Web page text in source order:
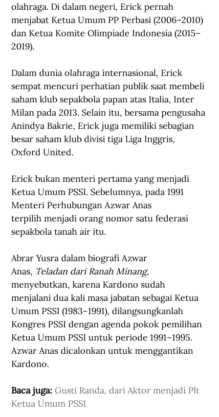
olahraga. Di dalam negeri, Erick pernah
menjabat Ketua Umum PP Perbasi (2006–2010)
dan Ketua Komite Olimpiade Indonesia (2015–
2019).
Dalam dunia olahraga internasional, Erick
sempat mencuri perhatian publik saat membeli
saham klub sepakbola papan atas Italia, Inter
Milan pada 2013. Selain itu, bersama pengusaha
Anindya Bakrie, Erick juga memiliki sebagian
besar saham klub divisi tiga Liga Inggris,
Oxford United.
Erick bukan menteri pertama yang menjadi
Ketua Umum PSSI. Sebelumnya, pada 1991
Menteri Perhubungan Azwar Anas
terpilih menjadi orang nomor satu federasi
sepakbola tanah air itu.
Abrar Yusra dalam biografi Azwar
Anas, Teladan dari Ranah Minang,
menyebutkan, karena Kardono sudah
menjalani dua kali masa jabatan sebagai Ketua
Umum PSSI (1983–1991), dilangsungkanlah
Kongres PSSI dengan agenda pokok pemilihan
Ketua Umum PSSI untuk periode 1991–1995.
Azwar Anas dicalonkan untuk menggantikan
Kardono.
Baca juga: Gusti Randa, dari Aktor menjadi Plt
Ketua Umum PSSI